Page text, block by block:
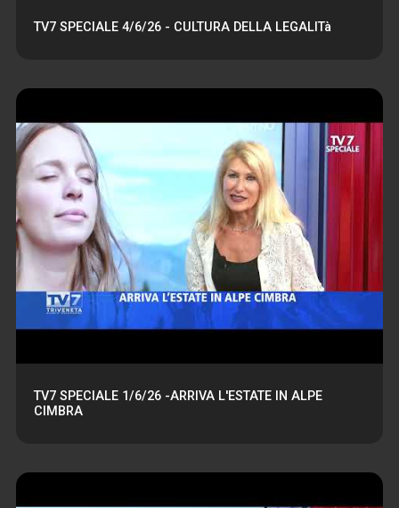
TV7 SPECIALE 4/6/26 - CULTURA DELLA LEGALITà
TV7 SPECIALE 1/6/26 -ARRIVA L'ESTATE IN ALPE
CIMBRA